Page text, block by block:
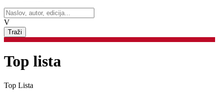
V
Top lista
Top Lista